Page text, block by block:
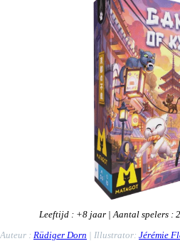
Leeftijd : +8 jaar | Aantal spelers:
Auteur : Rüdiger Dorn | Illustrator: Jérémie